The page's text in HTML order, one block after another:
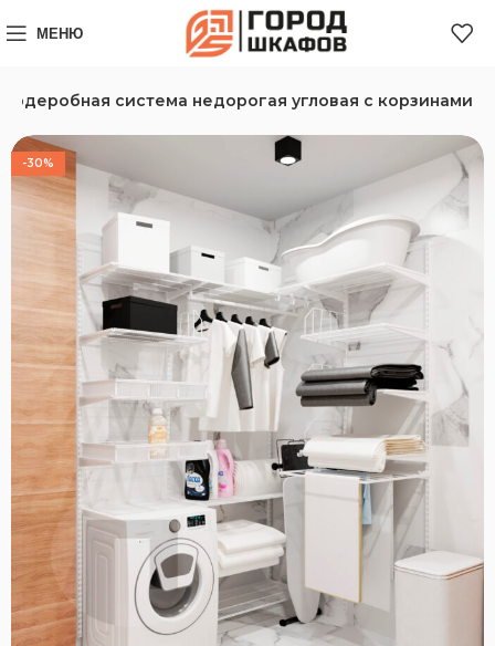
МЕНЮ
система недорогая угловая с корзинами
-30%